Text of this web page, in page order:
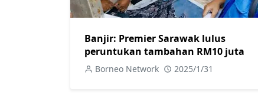
Banjir: Premier Sarawak lulus
peruntukan tambahan RM10 juta
Borneo Network 2025/1/31